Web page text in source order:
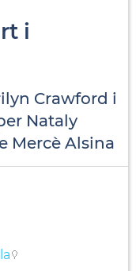
i
Crawford i
Nataly
Mercè Alsina